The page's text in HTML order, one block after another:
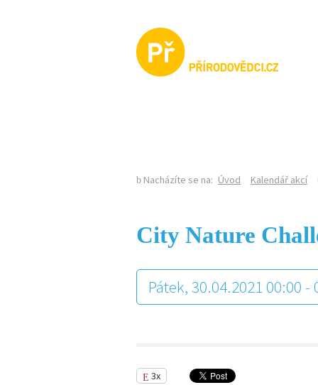
Nacházíte se na: Úvod Kalendář akcí
City Nature
Pátek, 30.04.2021 00:00 -
3x